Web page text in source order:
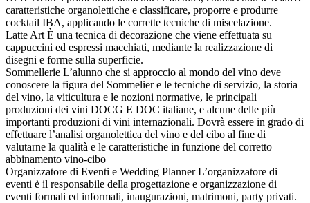
caratteristiche organolettiche e classificare, proporre e produrre
cocktail IBA, applicando le corrette tecniche di miscelazione.
Latte Art È una tecnica di decorazione che viene effettuata su
cappuccini ed espressi macchiati, mediante la realizzazione di
disegni e forme sulla superficie.
Sommellerie L’alunno che si approccio al mondo del vino deve
conoscere la figura del Sommelier e le tecniche di servizio, la storia
del vino, la viticultura e le nozioni normative, le principali
produzioni dei vini DOCG E DOC italiane, e alcune delle più
importanti produzioni di vini internazionali. Dovrà essere in grado di
effettuare l’analisi organolettica del vino e del cibo al fine di
valutarne la qualità e le caratteristiche in funzione del corretto
abbinamento vino-cibo
Organizzatore di Eventi e Wedding Planner L’organizzatore di
eventi è il responsabile della progettazione e organizzazione di
eventi formali ed informali, inaugurazioni, matrimoni, party privati.